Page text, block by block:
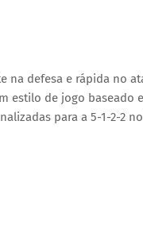
defesa e rápida no
estilo de jogo baseado
para a 5-1-2-2 no